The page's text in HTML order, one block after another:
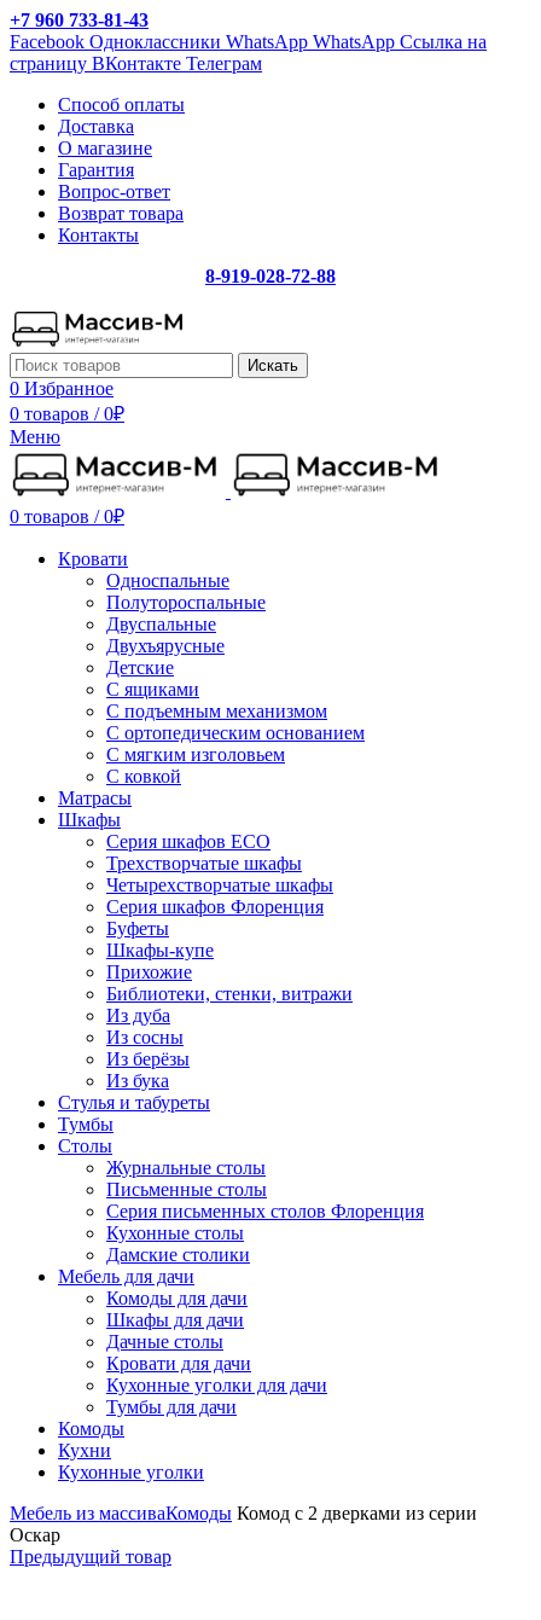
+7 960 733-81-43
Facebook Одноклассники WhatsApp WhatsApp Ссылка на
страницу ВКонтакте Телеграм
Способ оплаты
Доставка
О магазине
Гарантия
Вопрос-ответ
Возврат товара
Контакты
8-919-028-72-88
Искать
0 Избранное
0 товаров / 0₽
Меню
0 товаров / 0₽
Кровати
Односпальные
Полутороспальные
Двуспальные
Двухъярусные
Детские
С ящиками
С подъемным механизмом
С ортопедическим основанием
С мягким изголовьем
С ковкой
Матрасы
Шкафы
Серия шкафов ECO
Трехстворчатые шкафы
Четырехстворчатые шкафы
Серия шкафов Флоренция
Буфеты
Шкафы-купе
Прихожие
Библиотеки, стенки, витражи
Из дуба
Из сосны
Из берёзы
Из бука
Стулья и табуреты
Тумбы
Столы
Журнальные столы
Письменные столы
Серия письменных столов Флоренция
Кухонные столы
Дамские столики
Мебель для дачи
Комоды для дачи
Шкафы для дачи
Дачные столы
Кровати для дачи
Кухонные уголки для дачи
Тумбы для дачи
Комоды
Кухни
Кухонные уголки
Мебель из массиваКомоды Комод с 2 дверками из серии
Оскар
Предыдущий товар